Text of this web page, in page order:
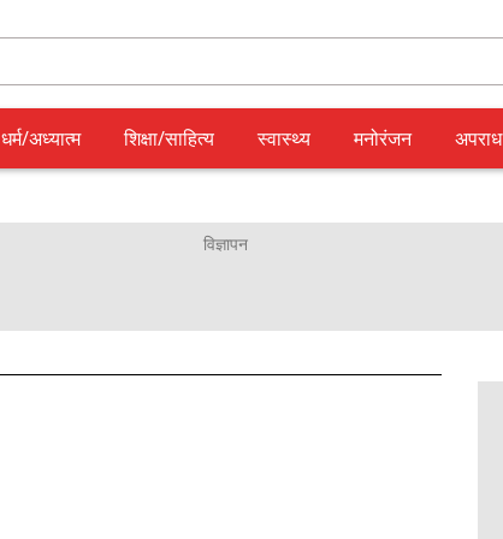
धर्म/अध्यात्म शिक्षा/साहित्य स्वास्थ्य मनोरंजन अपराध